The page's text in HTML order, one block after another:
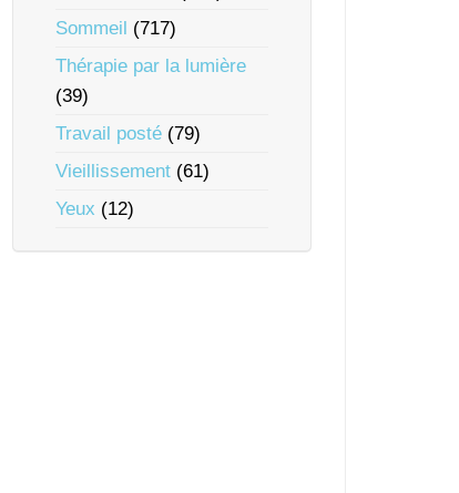
Sommeil (717)
Thérapie par la lumière
(39)
Travail posté (79)
Vieillissement (61)
Yeux (12)